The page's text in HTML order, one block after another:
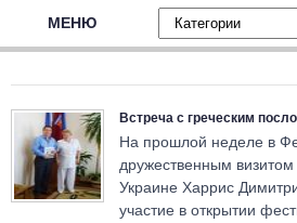
МЕНЮ
Встреча с греческим
На прошлой неделе в
дружественным
Украине Харрис
участие в открытии